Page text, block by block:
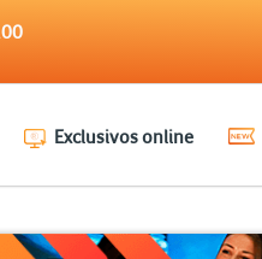
Exclusivos online